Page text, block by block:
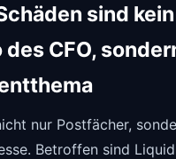
sind kein
des CFO,
nur Postfächer,
Betroffen sind